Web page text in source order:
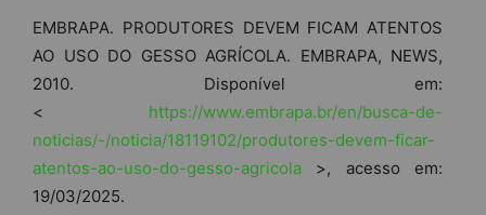
EMBRAPA. PRODUTORES DEVEM FICAM ATENTOS
AO USO DO GESSO AGRÍCOLA. EMBRAPA, NEWS,
2010. Disponível em:
< https://www.embrapa.br/en/busca-de-
noticias/-/noticia/18119102/produtores-devem-ficar-
atentos-ao-uso-do-gesso-agricola >, acesso em:
19/03/2025.